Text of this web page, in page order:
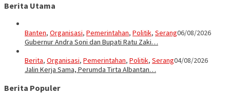
Berita Utama
Banten, Organisasi, Pemerintahan, Politik, Serang06/08/2026
Gubernur Andra Soni dan Bupati Ratu Zaki…
Berita, Organisasi, Pemerintahan, Politik, Serang04/08/2026
Jalin Kerja Sama, Perumda Tirta Albantan…
Berita Populer